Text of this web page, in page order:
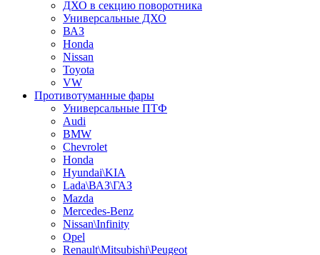
ДХО в секцию поворотника
Универсальные ДХО
ВАЗ
Honda
Nissan
Toyota
VW
Противотуманные фары
Универсальные ПТФ
Audi
BMW
Chevrolet
Honda
Hyundai\KIA
Lada\ВАЗ\ГАЗ
Mazda
Mercedes-Benz
Nissan\Infinity
Opel
Renault\Mitsubishi\Peugeot